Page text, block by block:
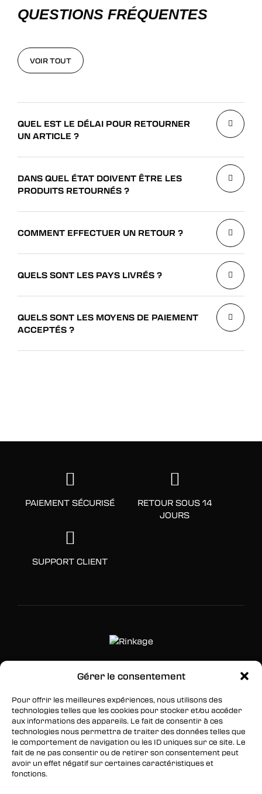
Gérer le consentement
Pour offrir les meilleures expériences, nous utilisons des
technologies telles que les cookies pour stocker et/ou accéder
aux informations des appareils. Le fait de consentir à ces
technologies nous permettra de traiter des données telles que
le comportement de navigation ou les ID uniques sur ce site. Le
fait de ne pas consentir ou de retirer son consentement peut
avoir un effet négatif sur certaines caractéristiques et
fonctions.
QUESTIONS FRÉQUENTES
VOIR TOUT
QUEL EST LE DÉLAI POUR RETOURNER
UN ARTICLE ?
DANS QUEL ÉTAT DOIVENT ÊTRE LES
PRODUITS RETOURNÉS ?
COMMENT EFFECTUER UN RETOUR ?
QUELS SONT LES PAYS LIVRÉS ?
QUELS SONT LES MOYENS DE PAIEMENT
ACCEPTÉS ?
PAIEMENT SÉCURISÉ
RETOUR SOUS 14
JOURS
SUPPORT CLIENT
SUIVEZ-NOUS
Facebook
Twitter
Instagram